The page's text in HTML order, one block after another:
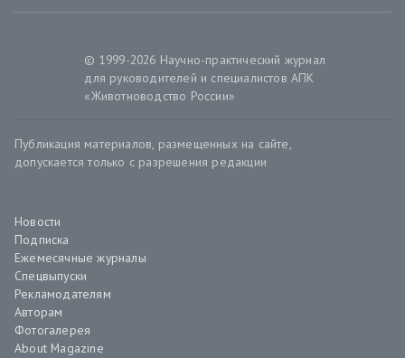
© 1999-2026 Научно-практический журнал
для руководителей и специалистов АПК
«Животноводство России»
Публикация материалов, размещенных на сайте,
допускается только с разрешения редакции
Новости
Подписка
Ежемесячные журналы
Спецвыпуски
Рекламодателям
Авторам
Фотогалерея
About Magazine